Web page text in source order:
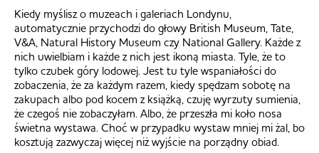
Kiedy myślisz o muzeach i galeriach Londynu,
automatycznie przychodzi do głowy British Museum, Tate,
V&A, Natural History Museum czy National Gallery. Każde z
nich uwielbiam i każde z nich jest ikoną miasta. Tyle, że to
tylko czubek góry lodowej. Jest tu tyle wspaniałości do
zobaczenia, że za każdym razem, kiedy spędzam sobotę na
zakupach albo pod kocem z książką, czuję wyrzuty sumienia,
że czegoś nie zobaczyłam. Albo, że przeszła mi koło nosa
świetna wystawa. Choć w przypadku wystaw mniej mi żal, bo
kosztują zazwyczaj więcej niż wyjście na porządny obiad.